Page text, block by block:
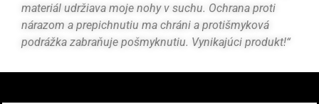
materiál udržiava moje nohy v suchu. Ochrana proti
nárazom a prepichnutiu ma chráni a protišmyková
podrážka zabraňuje pošmyknutiu. Vynikajúci produkt!“